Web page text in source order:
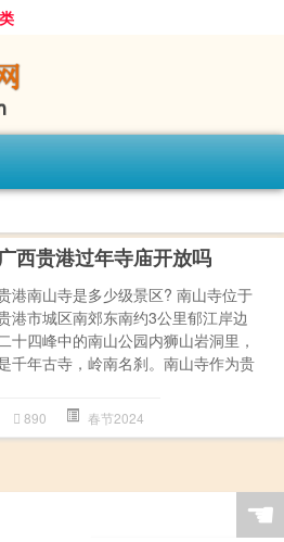
西贵港过年寺庙开放吗
港南山寺是多少级景区? 南山寺位于
港市城区南郊东南约3公里郁江岸边
十四峰中的南山公园内狮山岩洞里，
千年古寺，岭南名刹。南山寺作为贵
890 春节2024
☚